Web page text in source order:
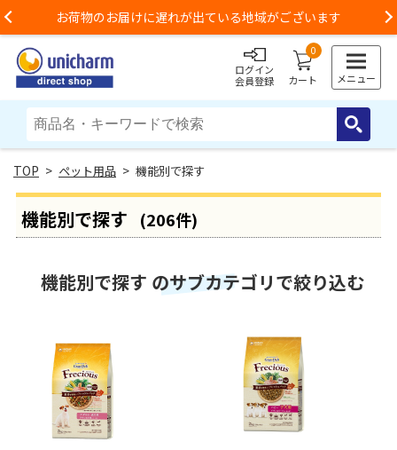
Previousお荷物のお届けに遅れが出ている地域がございます
ログイン
会員登録
0
カート メニュー
> ペット用品 > 機能別で探す
機能別で探す (206件)
機能別で探す のサブカテゴリで絞り込む